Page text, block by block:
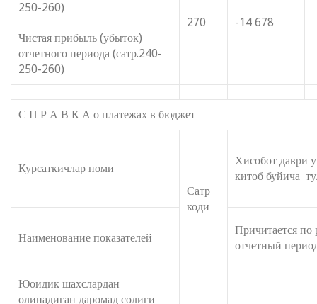
250-260)
270
-14 678
Чистая прибыль (убыток)
отчетного периода (сатр.240-
250-260)
С П Р А В К А о платежах в бюджет
Курсаткичлар номи
Сатр
коди
Хисобот даври
китоб буйича
Наименование показателей
Причитается по
отчетный
Юоидик шахслардан
олинадиган даромад солиги